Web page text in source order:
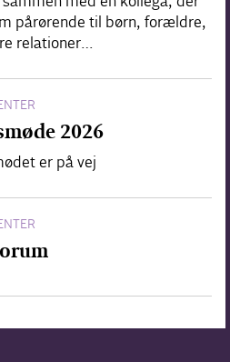
pårørende til børn, forældre,
relationer…
2026
er på vej